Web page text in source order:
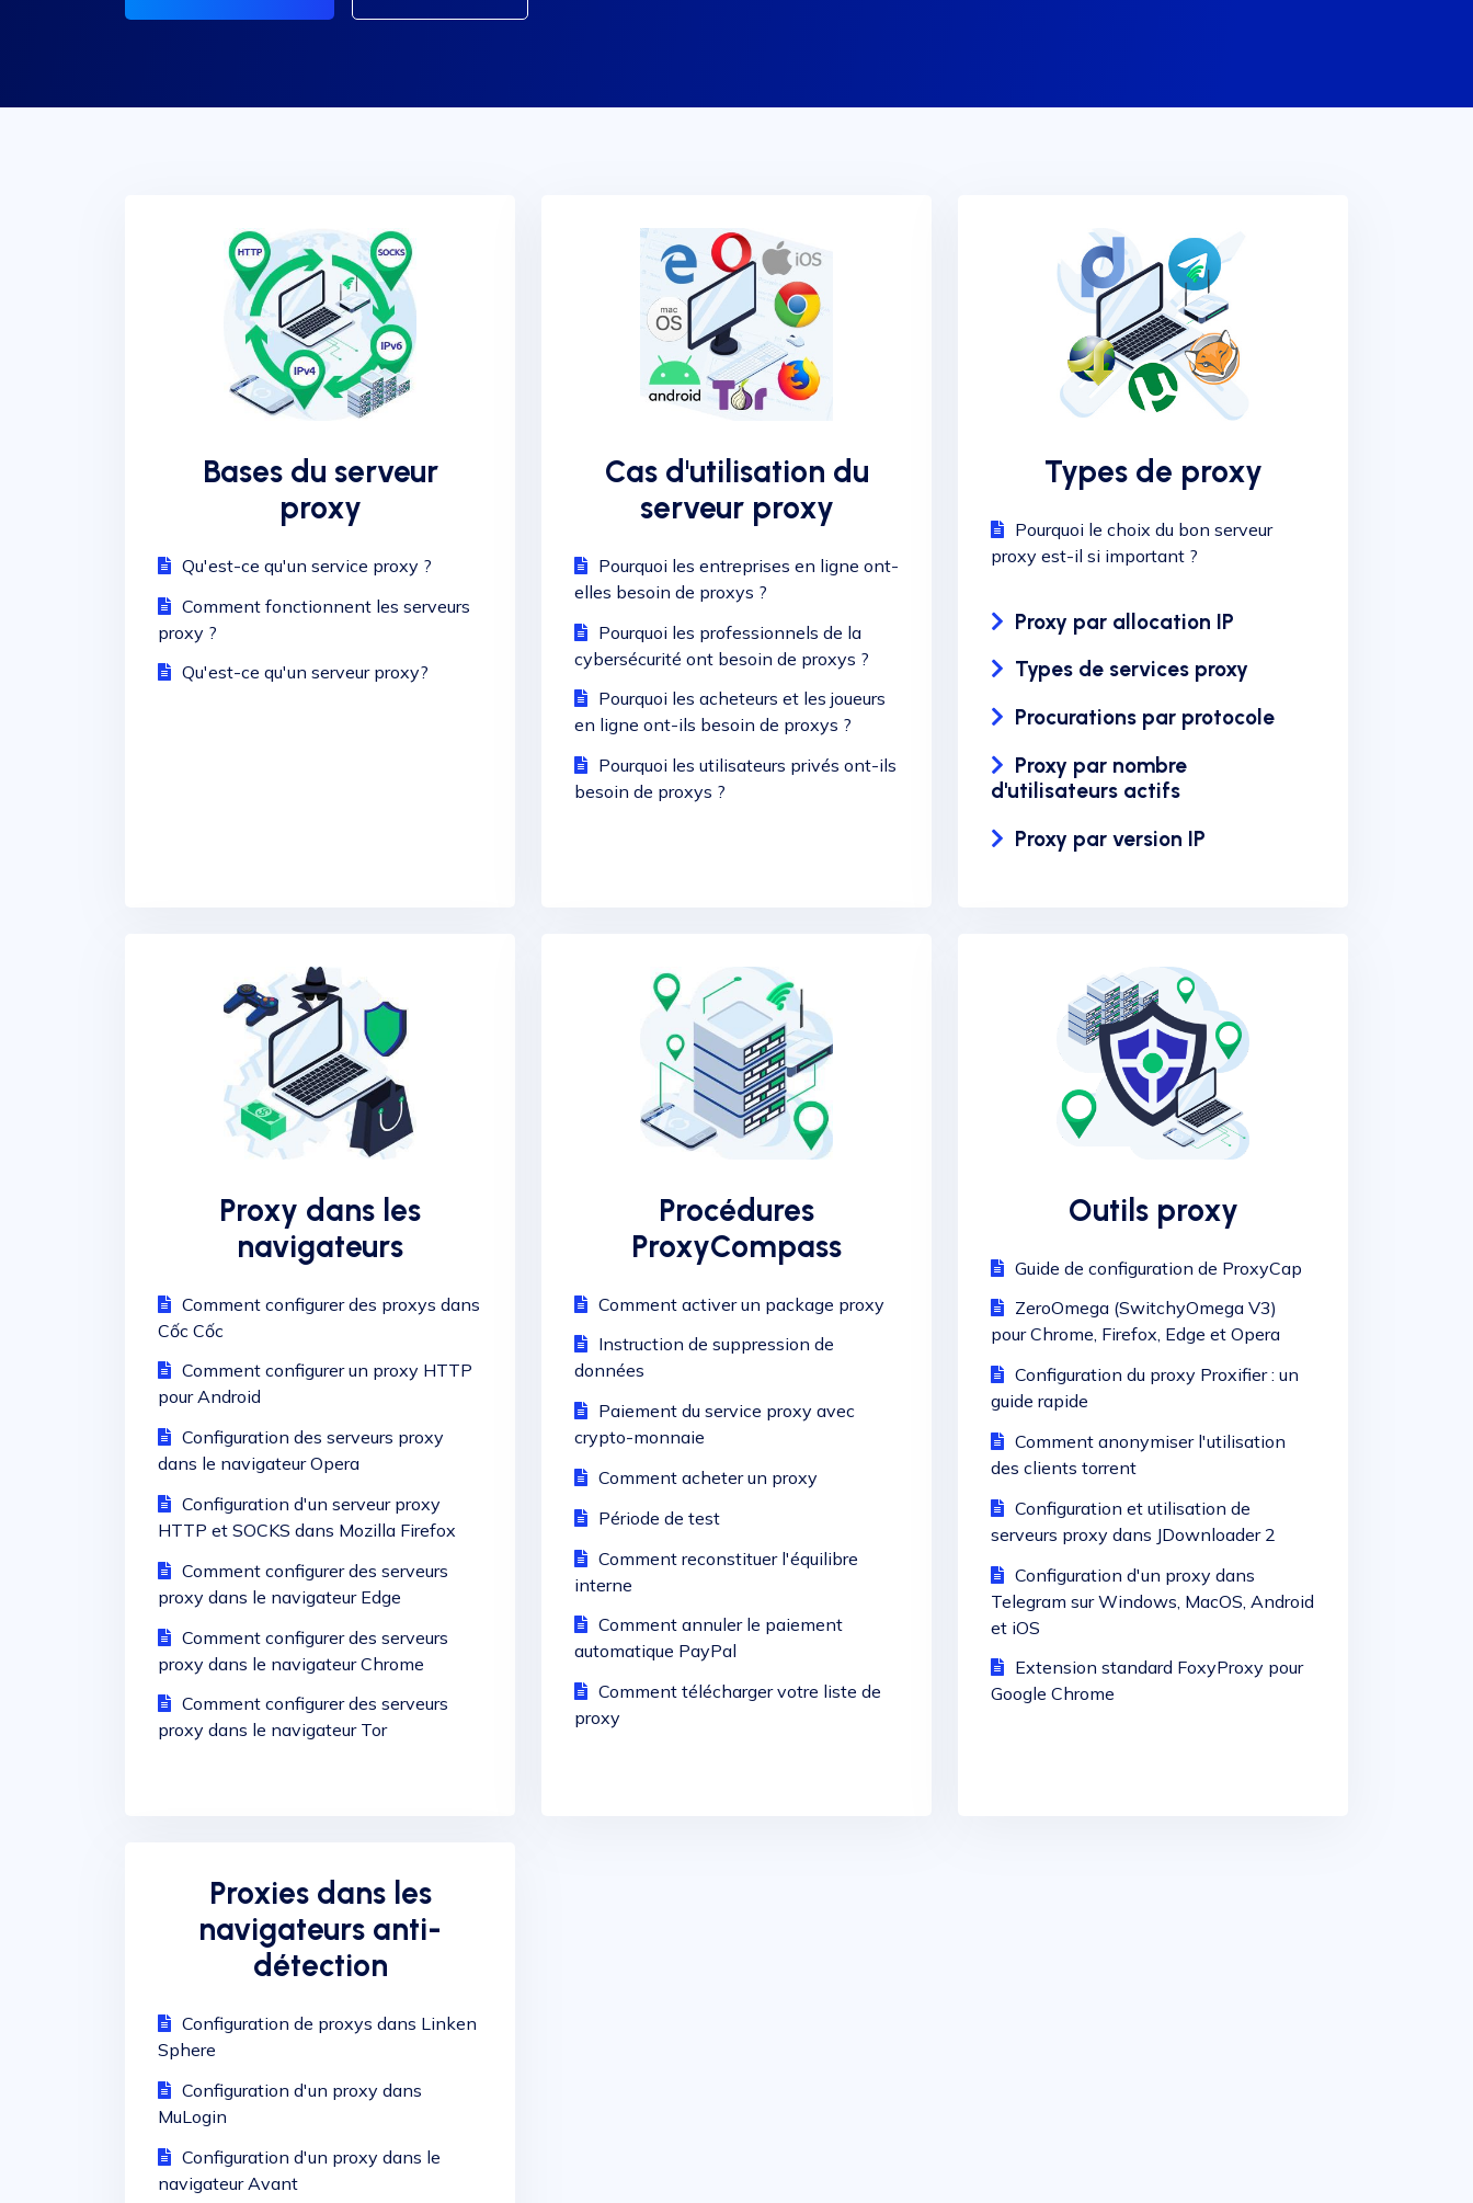
Bases du serveur
proxy
Qu'est-ce qu'un service proxy ?
Comment fonctionnent les serveurs
proxy ?
Qu'est-ce qu'un serveur proxy?
Cas d'utilisation du
serveur proxy
Pourquoi les entreprises en ligne ont-
elles besoin de proxys ?
Pourquoi les professionnels de la
cybersécurité ont besoin de proxys ?
Pourquoi les acheteurs et les joueurs
en ligne ont-ils besoin de proxys ?
Pourquoi les utilisateurs privés ont-ils
besoin de proxys ?
Types de proxy
Pourquoi le choix du bon serveur
proxy est-il si important ?
Proxy par allocation IP
Types de services proxy
Procurations par protocole
Proxy par nombre
d'utilisateurs actifs
Proxy par version IP
Proxy dans les
navigateurs
Comment configurer des proxys dans
Cốc Cốc
Comment configurer un proxy HTTP
pour Android
Configuration des serveurs proxy
dans le navigateur Opera
Configuration d'un serveur proxy
HTTP et SOCKS dans Mozilla Firefox
Comment configurer des serveurs
proxy dans le navigateur Edge
Comment configurer des serveurs
proxy dans le navigateur Chrome
Comment configurer des serveurs
proxy dans le navigateur Tor
Procédures
ProxyCompass
Comment activer un package proxy
Instruction de suppression de
données
Paiement du service proxy avec
crypto-monnaie
Comment acheter un proxy
Période de test
Comment reconstituer l'équilibre
interne
Comment annuler le paiement
automatique PayPal
Comment télécharger votre liste de
proxy
Outils proxy
Guide de configuration de ProxyCap
ZeroOmega (SwitchyOmega V3)
pour Chrome, Firefox, Edge et Opera
Configuration du proxy Proxifier : un
guide rapide
Comment anonymiser l'utilisation
des clients torrent
Configuration et utilisation de
serveurs proxy dans JDownloader 2
Configuration d'un proxy dans
Telegram sur Windows, MacOS, Android
et iOS
Extension standard FoxyProxy pour
Google Chrome
Proxies dans les
navigateurs anti-
détection
Configuration de proxys dans Linken
Sphere
Configuration d'un proxy dans
MuLogin
Configuration d'un proxy dans le
navigateur Avant